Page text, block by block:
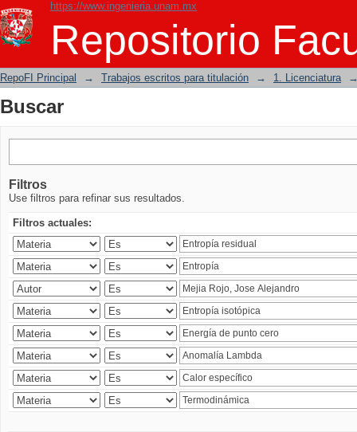
https://www.ingenieria.unam.mx
Repositorio
Buscar
RepoFI Principal → Trabajos escritos para titulación → 1. Licenciatura
Buscar
Filtros
Use filtros para refinar sus resultados.
Filtros actuales: